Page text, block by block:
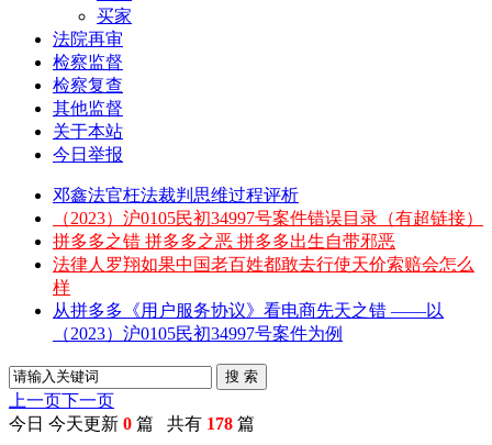
买家
法院再审
检察监督
检察复查
其他监督
关于本站
今日举报
邓鑫法官枉法裁判思维过程评析
（2023）沪0105民初34997号案件错误目录（有超链接）
拼多多之错 拼多多之恶 拼多多出生自带邪恶
法律人罗翔如果中国老百姓都敢去行使天价索赔会怎么
样
从拼多多《用户服务协议》看电商先天之错 ——以
（2023）沪0105民初34997号案件为例
搜 索
上一页下一页
今日 今天更新 0 篇 共有 178 篇